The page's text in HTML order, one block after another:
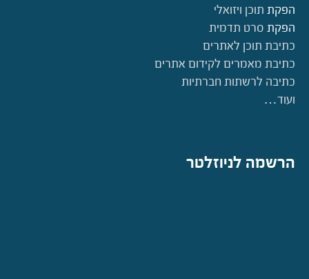
הפקת תוכן ויזואלי
הפקת סרט תדמית
כתיבת תוכן לאתרים
כתיבת מאמרים לקידום אתרים
כתיבה לרשתות חברתיות
ועוד…
הרשמה לניוזלטר